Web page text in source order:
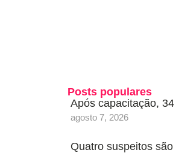
Posts populares
Após capacitação,
agosto 7, 2026
Quatro suspeitos